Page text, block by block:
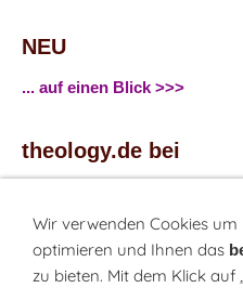
NEU
... auf einen Blick >>>
theology.de bei
...Twitter
Monatsrätsel
Wir verwenden Cookies um
optimieren und Ihnen das
zu bieten. Mit dem Klick auf